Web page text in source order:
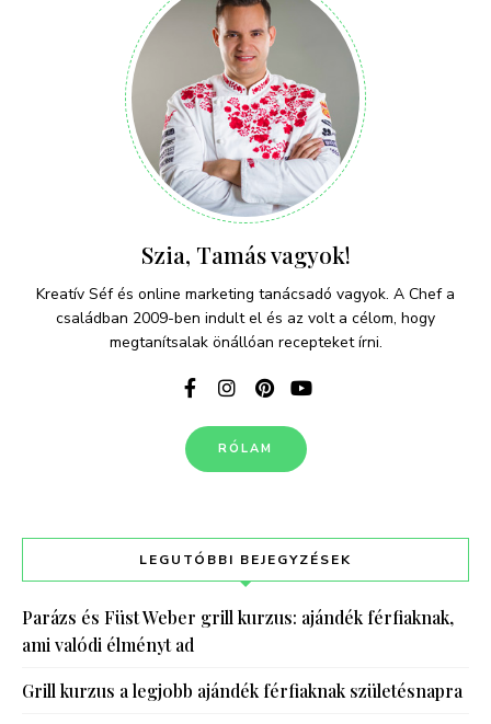
Szia, Tamás vagyok!
Kreatív Séf és online marketing tanácsadó vagyok. A Chef a
családban 2009-ben indult el és az volt a célom, hogy
megtanítsalak önállóan recepteket írni.
RÓLAM
LEGUTÓBBI BEJEGYZÉSEK
Parázs és Füst Weber grill kurzus: ajándék férfiaknak,
ami valódi élményt ad
Grill kurzus a legjobb ajándék férfiaknak születésnapra